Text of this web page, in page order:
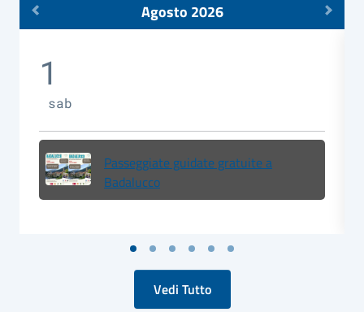
Agosto 2026
1
sab
Passeggiate guidate gratuite a
Badalucco
Vedi Tutto